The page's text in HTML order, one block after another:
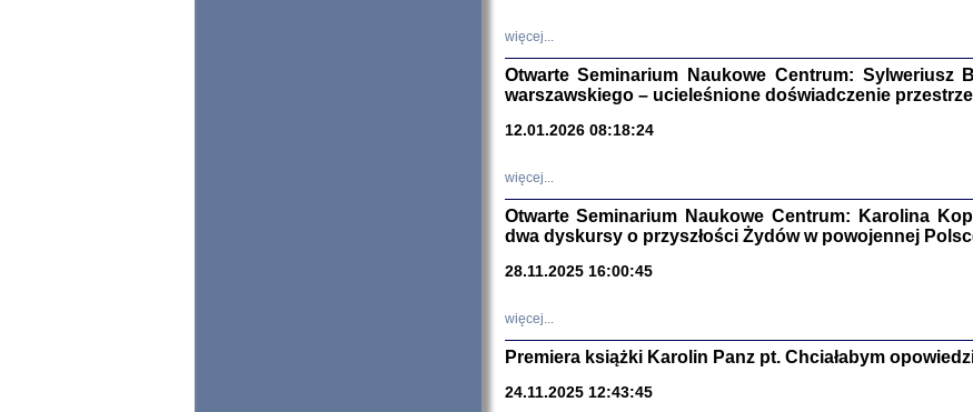
'z
Józef Zelkowicz,
więcej...
Otwarte Seminarium Naukowe Centrum: Sylweriusz
warszawskiego – ucieleśnione doświadczenie
12.01.2026 08:18:24
więcej...
Otwarte Seminarium Naukowe Centrum: Karolina
dwa dyskursy o przyszłości Żydów w powojennej
28.11.2025 16:00:45
więcej...
Premiera książki Karolin Panz pt. Chciałabym
24.11.2025 12:43:45